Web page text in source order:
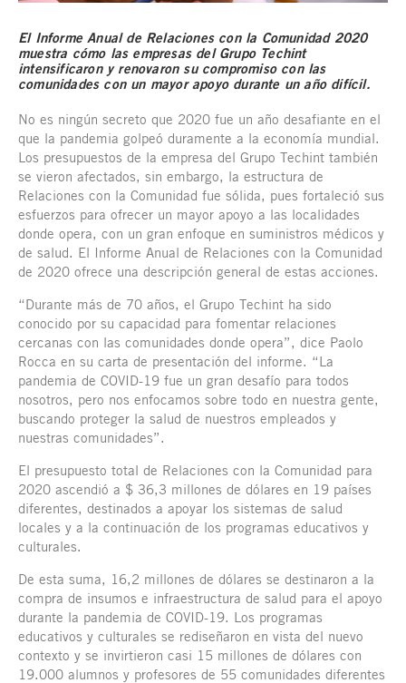
El Informe Anual de Relaciones con la Comunidad 2020
muestra cómo las empresas del Grupo Techint
intensificaron y renovaron su compromiso con las
comunidades con un mayor apoyo durante un año difícil.
No es ningún secreto que 2020 fue un año desafiante en el
que la pandemia golpeó duramente a la economía mundial.
Los presupuestos de la empresa del Grupo Techint también
se vieron afectados, sin embargo, la estructura de
Relaciones con la Comunidad fue sólida, pues fortaleció sus
esfuerzos para ofrecer un mayor apoyo a las localidades
donde opera, con un gran enfoque en suministros médicos y
de salud. El Informe Anual de Relaciones con la Comunidad
de 2020 ofrece una descripción general de estas acciones.
“Durante más de 70 años, el Grupo Techint ha sido
conocido por su capacidad para fomentar relaciones
cercanas con las comunidades donde opera”, dice Paolo
Rocca en su carta de presentación del informe. “La
pandemia de COVID-19 fue un gran desafío para todos
nosotros, pero nos enfocamos sobre todo en nuestra gente,
buscando proteger la salud de nuestros empleados y
nuestras comunidades”.
El presupuesto total de Relaciones con la Comunidad para
2020 ascendió a $ 36,3 millones de dólares en 19 países
diferentes, destinados a apoyar los sistemas de salud
locales y a la continuación de los programas educativos y
culturales.
De esta suma, 16,2 millones de dólares se destinaron a la
compra de insumos e infraestructura de salud para el apoyo
durante la pandemia de COVID-19. Los programas
educativos y culturales se rediseñaron en vista del nuevo
contexto y se invirtieron casi 15 millones de dólares con
19.000 alumnos y profesores de 55 comunidades diferentes